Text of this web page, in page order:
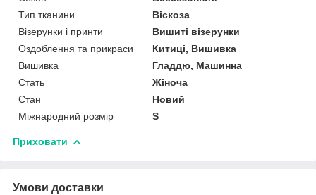
Тип тканини
Віскоза
Візерунки і принти
Вишиті візерунки
Оздоблення та прикраси
Китиці, Вишивка
Вишивка
Гладдю, Машинна
Стать
Жіноча
Стан
Новий
Міжнародний розмір
S
Приховати
Умови доставки